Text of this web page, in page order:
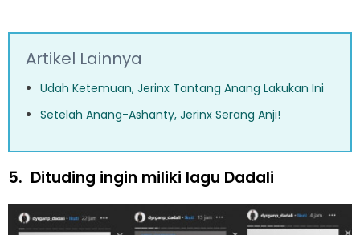
Artikel Lainnya
Udah Ketemuan, Jerinx Tantang Anang Lakukan Ini
Setelah Anang-Ashanty, Jerinx Serang Anji!
5. Dituding ingin miliki lagu Dadali